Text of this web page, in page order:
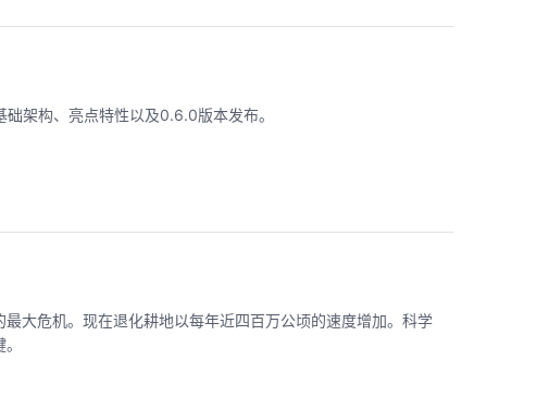
架构、亮点特性以及0.6.0版本发布。
大危机。现在退化耕地以每年近四百万公顷的速度增加。科学